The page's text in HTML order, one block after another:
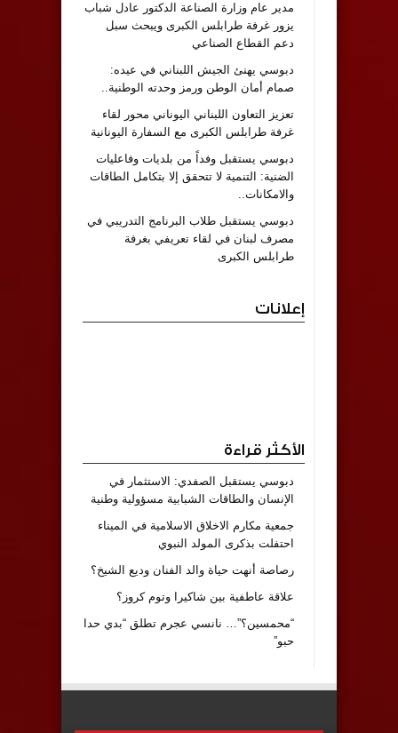
مدير عام وزارة الصناعة الدكتور عادل شباب
يزور غرفة طرابلس الكبرى ويبحث سبل
دعم القطاع الصناعي
دبوسي يهنئ الجيش اللبناني في عيده:
صمام أمان الوطن ورمز وحدته الوطنية..
تعزيز التعاون اللبناني اليوناني محور لقاء
غرفة طرابلس الكبرى مع السفارة اليونانية
دبوسي يستقبل وفداً من بلديات وفاعليات
الضنية: التنمية لا تتحقق إلا بتكامل الطاقات
والامكانات..
دبوسي يستقبل طلاب البرنامج التدريبي في
مصرف لبنان في لقاء تعريفي بغرفة
طرابلس الكبرى
إعلانات
الأكثر قراءة
دبوسي يستقبل الصفدي: الاستثمار في
الإنسان والطاقات الشبابية مسؤولية وطنية
جمعية مكارم الاخلاق الاسلامية في الميناء
احتفلت بذكرى المولد النبوي
رصاصة أنهت حياة والد الفنان وديع الشيخ؟
علاقة عاطفية بين شاكيرا وتوم كروز؟
“محمسين؟”… نانسي عجرم تطلق “بدي حدا
حبو”